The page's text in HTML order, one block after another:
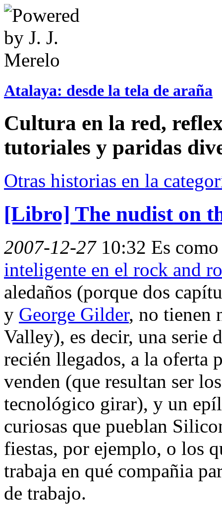
Atalaya: desde la tela de araña
Cultura en la red,
tutoriales y paridas
Otras historias en la
[Libro] The nudist on
2007-12-2710:32 Es
inteligente en el rock and
aledaños (porque dos
y George Gilder, no tienen
Valley), es decir, una serie
recién llegados, a la oferta
venden (que resultan ser
tecnológico girar), y un
curiosas que pueblan
fiestas, por ejemplo, o los
trabaja en qué compañia
de trabajo.